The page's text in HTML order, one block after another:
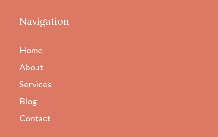
Navigation
Home
About
Services
Blog
Contact